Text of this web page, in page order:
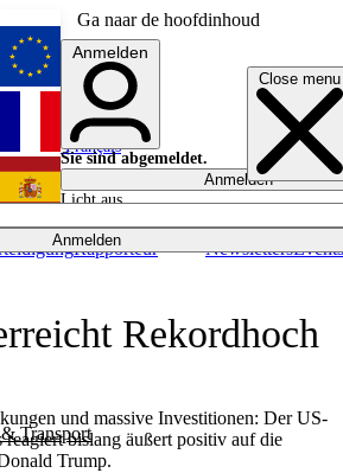
Ga naar de hoofdinhoud
Close menu
Anmelden
Transport
Rapporteur NewslettersEvents
English
Français
Anmelden
Sie sind abgemeldet.
Anmelden
Licht aus
Rekordhoch
und massive Investitionen: Der US-
bislang äußert positiv auf die
Trump.